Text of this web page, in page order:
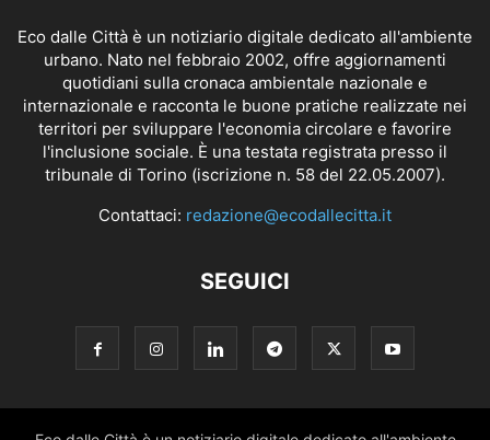
Eco dalle Città è un notiziario digitale dedicato all'ambiente
urbano. Nato nel febbraio 2002, offre aggiornamenti
quotidiani sulla cronaca ambientale nazionale e
internazionale e racconta le buone pratiche realizzate nei
territori per sviluppare l'economia circolare e favorire
l'inclusione sociale. È una testata registrata presso il
tribunale di Torino (iscrizione n. 58 del 22.05.2007).
Contattaci: redazione@ecodallecitta.it
SEGUICI